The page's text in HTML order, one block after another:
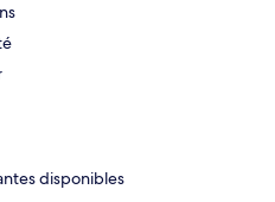
disponibles